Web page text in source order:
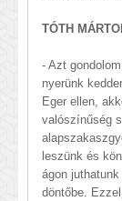
TÓTH
- Azt
nyerünk
Eger ellen,
valószínűség
leszünk és
ágon juthatunk
döntőbe.